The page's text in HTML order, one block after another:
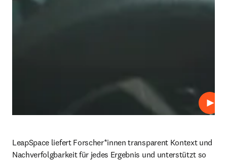
LeapSpace liefert Forscher*innen transparent Kontext und
Nachverfolgbarkeit für jedes Ergebnis und unterstützt so